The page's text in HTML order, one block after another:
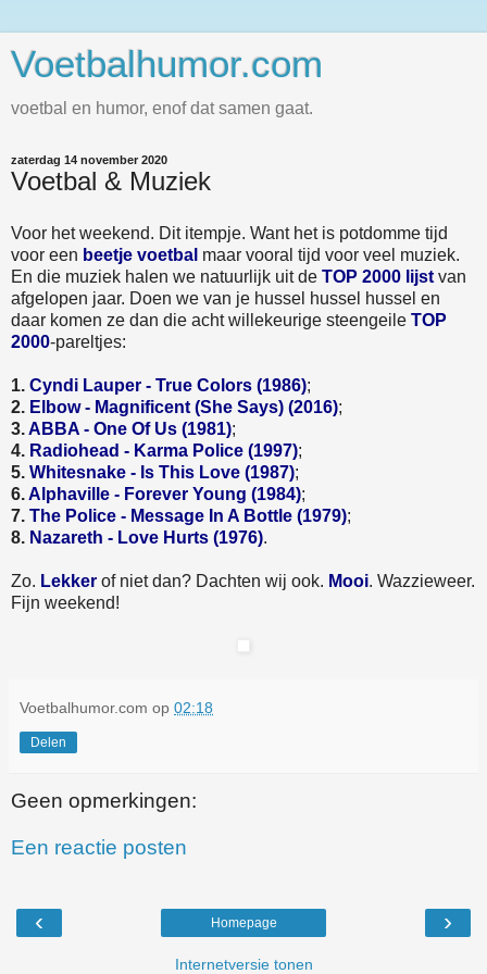
Voetbalhumor.com
voetbal en humor, enof dat samen gaat.
zaterdag 14 november 2020
Voetbal & Muziek
Voor het weekend. Dit itempje. Want het is potdomme tijd
voor een beetje voetbal maar vooral tijd voor veel muziek.
En die muziek halen we natuurlijk uit de TOP 2000 lijst van
afgelopen jaar. Doen we van je hussel hussel hussel en
daar komen ze dan die acht willekeurige steengeile TOP
2000-pareltjes:
1. Cyndi Lauper - True Colors (1986);
2. Elbow - Magnificent (She Says) (2016);
3.ABBA - One Of Us (1981);
4. Radiohead - Karma Police (1997);
5. Whitesnake - Is This Love (1987);
6.Alphaville - Forever Young (1984);
7. The Police - Message In A Bottle (1979);
8. Nazareth - Love Hurts (1976).
Zo. Lekker of niet dan? Dachten wij ook. Mooi. Wazzieweer.
Fijn weekend!
Voetbalhumor.com op 02:18
Delen
Geen opmerkingen:
Een reactie posten
‹ ›
Homepage
Internetversie tonen